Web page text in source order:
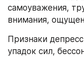
самоуважения,
внимания,
Признаки
упадок сил,